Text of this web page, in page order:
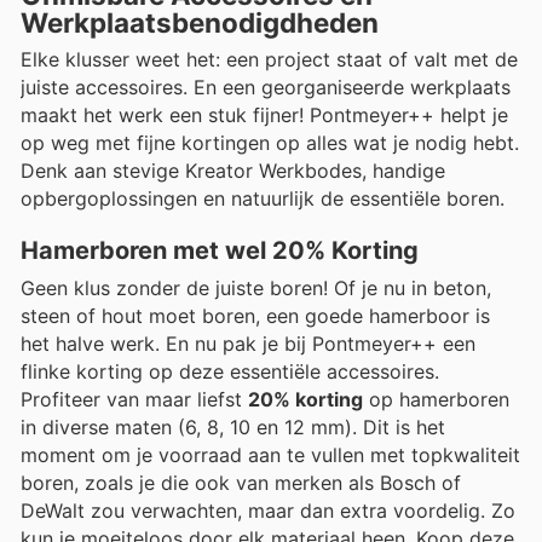
Werkplaatsbenodigdheden
Elke klusser weet het: een project staat of valt met de
juiste accessoires. En een georganiseerde werkplaats
maakt het werk een stuk fijner! Pontmeyer++ helpt je
op weg met fijne kortingen op alles wat je nodig hebt.
Denk aan stevige Kreator Werkbodes, handige
opbergoplossingen en natuurlijk de essentiële boren.
Hamerboren met wel 20% Korting
Geen klus zonder de juiste boren! Of je nu in beton,
steen of hout moet boren, een goede hamerboor is
het halve werk. En nu pak je bij Pontmeyer++ een
flinke korting op deze essentiële accessoires.
Profiteer van maar liefst 20% korting op hamerboren
in diverse maten (6, 8, 10 en 12 mm). Dit is het
moment om je voorraad aan te vullen met topkwaliteit
boren, zoals je die ook van merken als Bosch of
DeWalt zou verwachten, maar dan extra voordelig. Zo